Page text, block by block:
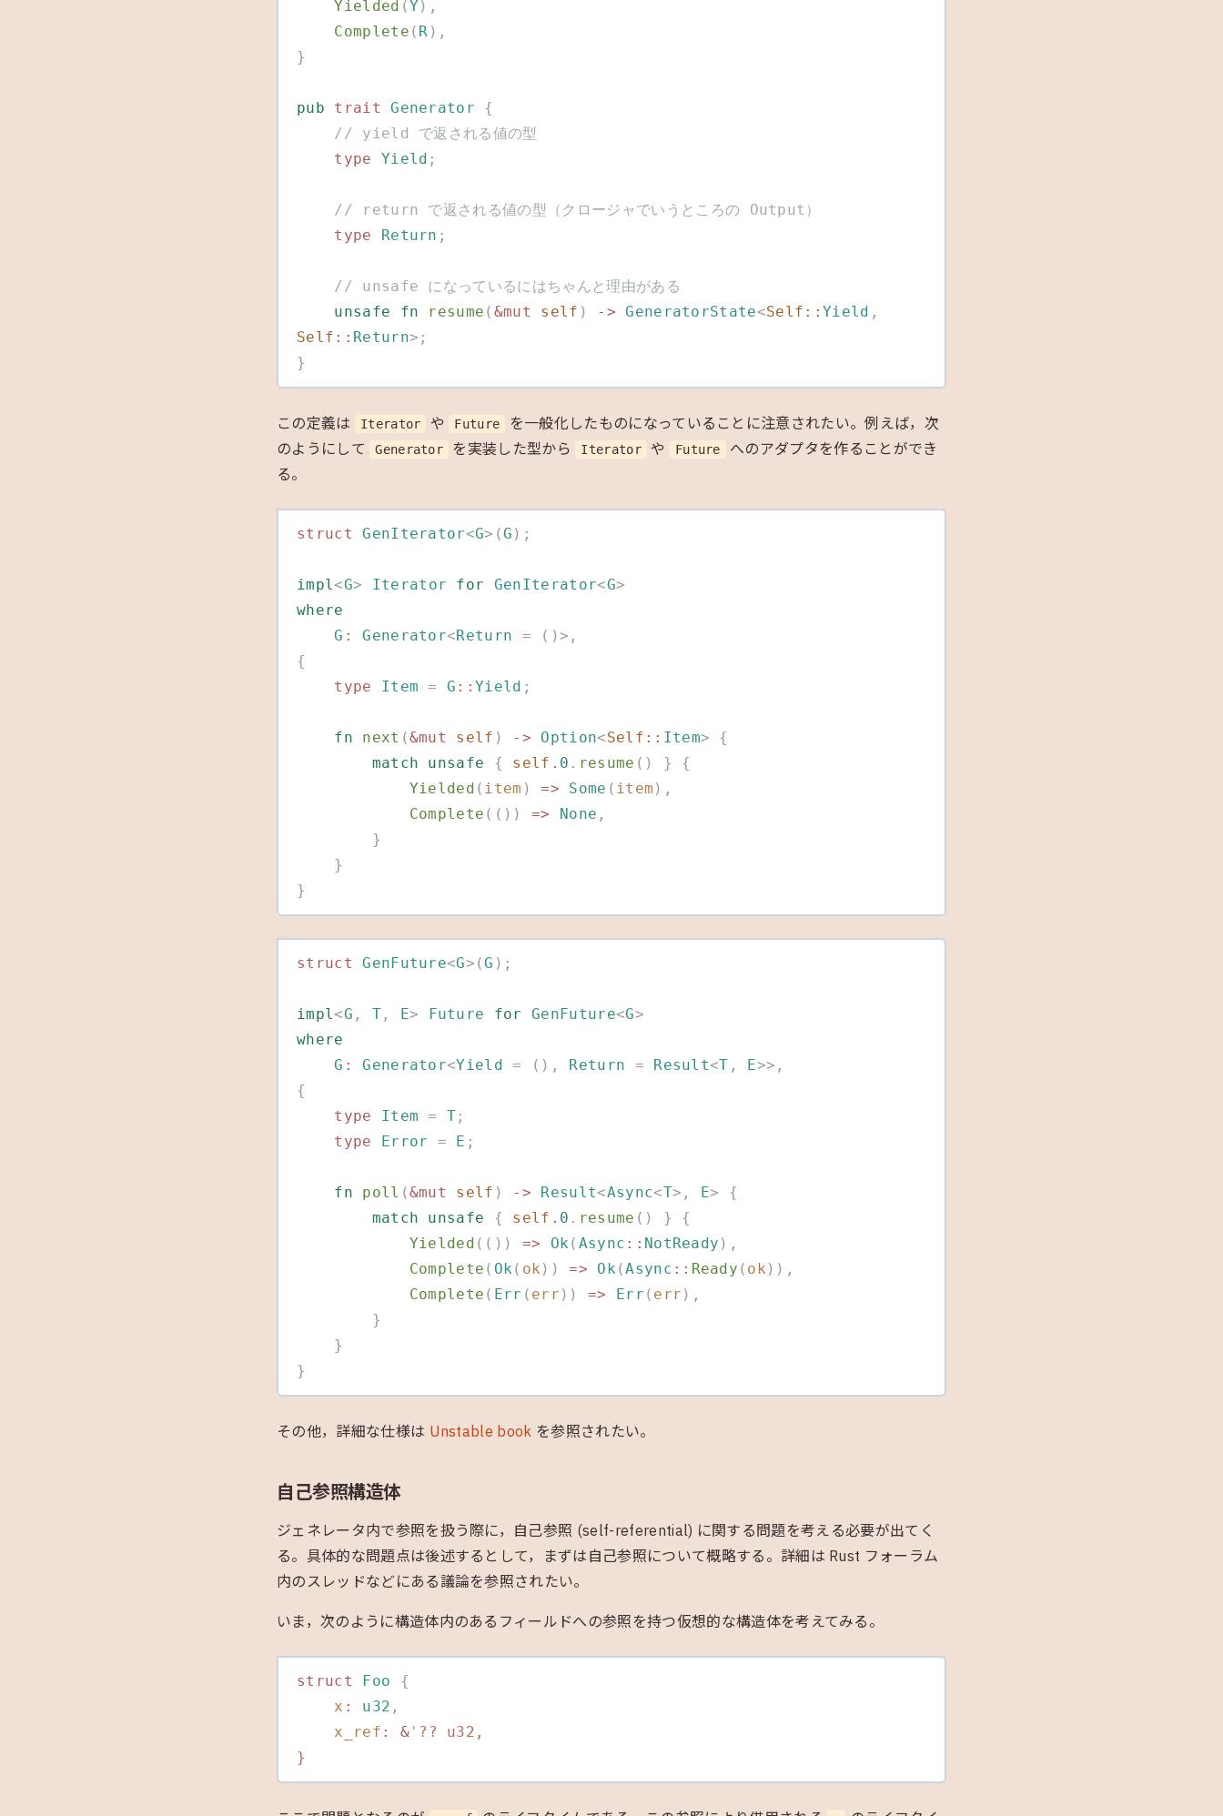
    Yielded
(Y ),
    Complete
( R ),
}
pub trait Generator {
    // yield で返される値の型
    type
Yield ;
    // return で返される値の型（クロージャでいうところの Output）
    type
Return ;
    // unsafe になっているにはちゃんと理由がある
    unsafe
fn resume ( &mut self ) -> GeneratorState<Self :: Yield ,
Self :: Return>;
}
この定義は Iterator や Future
を一般化したものになっていることに注意されたい。例えば，次
のようにして
Generator を実装した型から Iterator や Future
へのアダプタを作ることができ
る。
struct GenIterator<G>(G );
impl<G> Iterator for GenIterator<G>
where
    G
: Generator<Return = ()>,
{
    type
Item = G ::Yield ;
    fn
next (&mut self ) -> Option<Self :: Item> {
        match
unsafe { self . 0 . resume () } {
            Yielded
( item ) => Some ( item ),
            Complete
(()) => None ,
        }
    }
}
struct GenFuture<G>(G );
impl<G , T, E> Future for GenFuture<G>
where
    G
: Generator<Yield = (), Return = Result<T , E>>,
{
    type
Item = T ;
    type
Error = E ;
    fn
poll (&mut self ) -> Result<Async<T>, E> {
        match
unsafe { self . 0 . resume () } {
            Yielded
(()) => Ok ( Async :: NotReady ),
            Complete
( Ok ( ok )) => Ok (Async :: Ready ( ok )),
            Complete
( Err ( err )) => Err ( err ),
        }
    }
}
その他，詳細な仕様は Unstable book を参照されたい。
自己参照構造体
ジェネレータ内で参照を扱う際に，自己参照 (self-referential) に関する問題を考える必要が出てく
る。具体的な問題点は後述するとして，まずは自己参照について概略する。詳細は Rust フォーラム
内のスレッドなどにある議論を参照されたい。
いま，次のように構造体内のあるフィールドへの参照を持つ仮想的な構造体を考えてみる。
struct Foo {
    x
: u32 ,
    x_ref
: &' ?? u32,
}